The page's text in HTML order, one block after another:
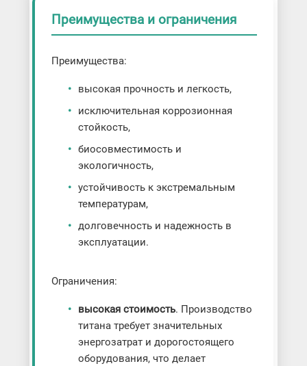
Преимущества и ограничения
Преимущества:
высокая прочность и легкость,
исключительная коррозионная
стойкость,
биосовместимость и
экологичность,
устойчивость к экстремальным
температурам,
долговечность и надежность в
эксплуатации.
Ограничения:
высокая стоимость. Производство
титана требует значительных
энергозатрат и дорогостоящего
оборудования, что делает